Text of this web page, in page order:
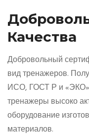
Качества
Добровольный
вид тренажеров.
ИСО, ГОСТ Р и
тренажеры высоко
оборудование
материалов.